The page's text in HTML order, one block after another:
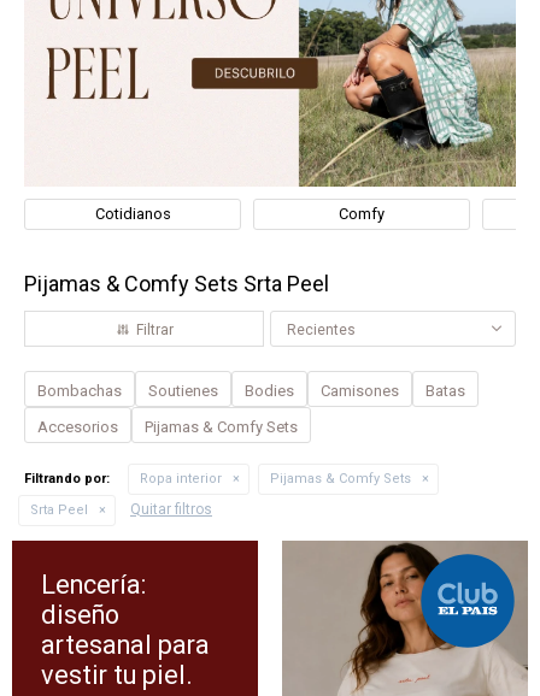
Cotidianos Comfy
Pijamas & Comfy Sets Srta Peel
Recientes
Bombachas Soutienes Bodies Camisones
Batas
Accesorios
Pijamas & Comfy Sets
Filtrando por: Ropa interior
Pijamas & Comfy Sets
Srta Peel
Quitar filtros
Lencería:
diseño
artesanal para
vestir tu piel.